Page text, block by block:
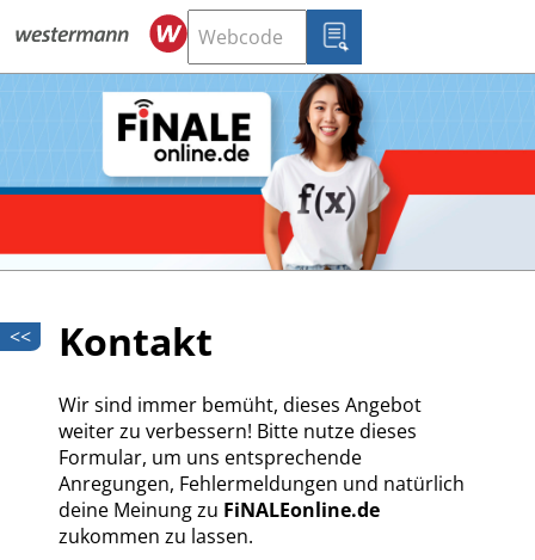
<< Kontakt
Wir sind immer bemüht, dieses Angebot
weiter zu verbessern! Bitte nutze dieses
Formular, um uns entsprechende
Anregungen, Fehlermeldungen und natürlich
deine Meinung zu FiNALEonline.de
zukommen zu lassen.